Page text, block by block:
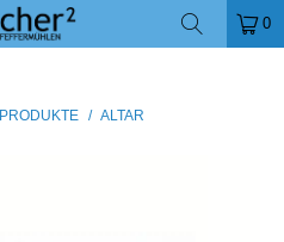
0
PRODUKTE / ALTAR